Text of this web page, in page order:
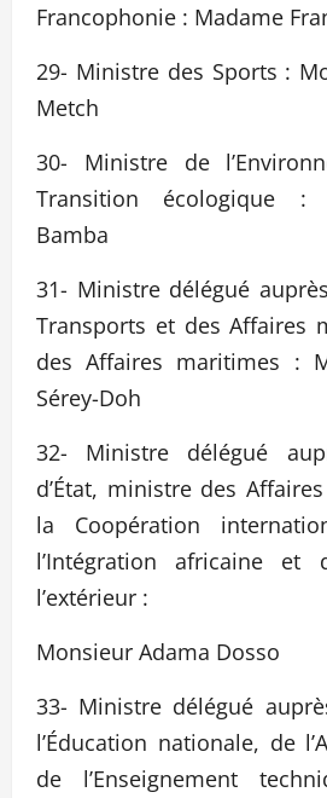
Francophonie : Madame
29- Ministre des Sports :
Metch
30- Ministre de
Transition écologique :
Bamba
31- Ministre délégué
Transports et des Affaires
des Affaires maritimes :
Sérey-Doh
32- Ministre délégué
d’État, ministre des
la Coopération
l’Intégration africaine et
l’extérieur :
Monsieur Adama Dosso
33- Ministre délégué
l’Éducation nationale, de
de l’Enseignement